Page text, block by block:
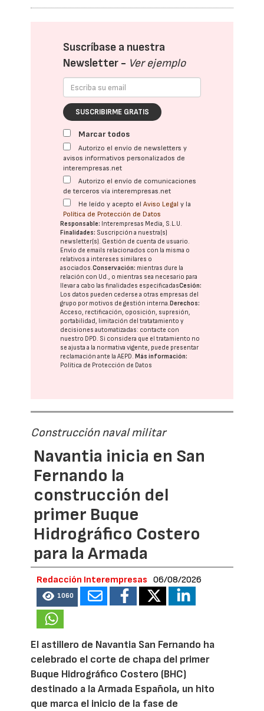
Suscríbase a nuestra
Newsletter - Ver ejemplo
SUSCRIBIRME GRATIS
Marcar todos
Autorizo el envío de newsletters y
avisos informativos personalizados de
interempresas.net
Autorizo el envío de comunicaciones
de terceros vía interempresas.net
He leído y acepto elAviso Legal y la
Política de Protección de Datos
Responsable: Interempresas Media, S.L.U.
Finalidades: Suscripción a nuestra(s)
newsletter(s). Gestión de cuenta de usuario.
Envío de emails relacionados con la misma o
relativos a intereses similares o
asociados.Conservación: mientras dure la
relación con Ud., o mientras sea necesario para
llevar a cabo las finalidades especificadasCesión:
Los datos pueden cederse a otras empresas del
grupo por motivos de gestión interna. Derechos:
Acceso, rectificación, oposición, supresión,
portabilidad, limitación del tratatamiento y
decisiones automatizadas: contacte con
nuestro DPD. Si considera que el tratamiento no
se ajusta a la normativa vigente, puede presentar
reclamación ante laAEPD. Más información:
Política de Protección de Datos
Construcción naval militar
Navantia inicia en San
Fernando la
construcción del
primer Buque
Hidrográfico Costero
para la Armada
Redacción Interempresas 06/08/2026
1060
El astillero de Navantia San Fernando ha
celebrado el corte de chapa del primer
Buque Hidrográfico Costero (BHC)
destinado a la Armada Española, un hito
que marca el inicio de la fase de